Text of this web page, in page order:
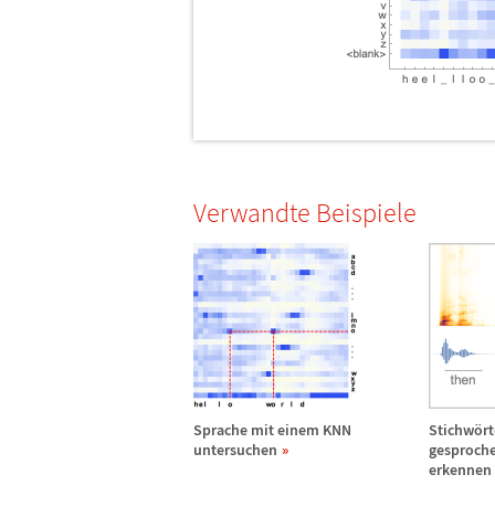
Verwandte Beispiele
Sprache mit einem KNN
untersuchen
Stichwö
erkennen